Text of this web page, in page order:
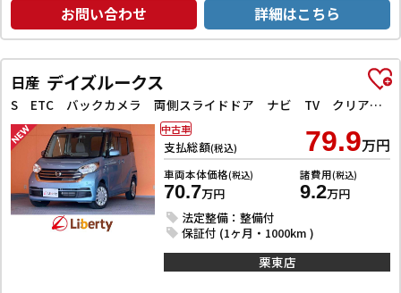
お問い合わせ 詳細はこちら
日産 デイズルークス
S ETC バックカメラ 両側スライドドア ナビ TV クリアランスソナー 衝突被害軽減システム キーレスエントリー アイドリングストップ 電動格納ミラー ベンチシート CVT ABS
支払総額(税込) 79.9万円
車両本体価格(税込)
70.7万円
諸費用(税込)
9.2万円
法定整備：整備付
保証付 (1ヶ月・1000km )
中古車
栗東店